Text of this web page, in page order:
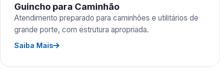
Guincho para Caminhão
Atendimento preparado para caminhões e utilitários de
grande porte, com estrutura apropriada.
Saiba Mais